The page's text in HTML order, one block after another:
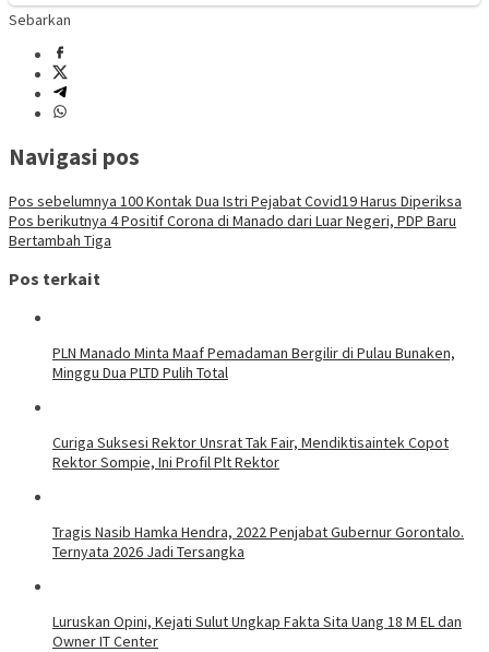
Sebarkan
Navigasi pos
Pos sebelumnya 100 Kontak Dua Istri Pejabat Covid19 Harus Diperiksa
Pos berikutnya 4 Positif Corona di Manado dari Luar Negeri, PDP Baru
Bertambah Tiga
Pos terkait
PLN Manado Minta Maaf Pemadaman Bergilir di Pulau Bunaken,
Minggu Dua PLTD Pulih Total
Curiga Suksesi Rektor Unsrat Tak Fair, Mendiktisaintek Copot
Rektor Sompie, Ini Profil Plt Rektor
Tragis Nasib Hamka Hendra, 2022 Penjabat Gubernur Gorontalo.
Ternyata 2026 Jadi Tersangka
Luruskan Opini, Kejati Sulut Ungkap Fakta Sita Uang 18 M EL dan
Owner IT Center